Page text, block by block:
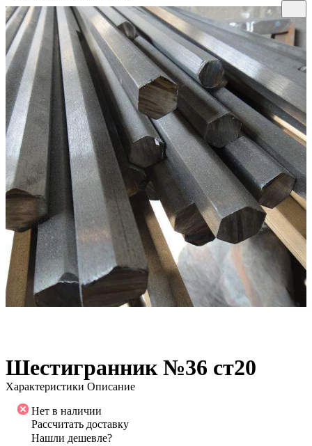
Шестигранник №36 ст20
Характеристики Описание
Нет в наличии
Рассчитать доставку
Нашли дешевле?